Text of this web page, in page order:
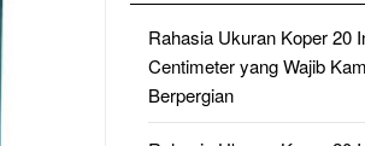
Rahasia Ukuran Koper 20
Centimeter yang Wajib
Berpergian